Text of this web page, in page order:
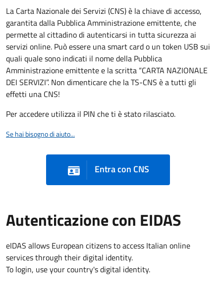
La Carta Nazionale dei Servizi (CNS) è la chiave di accesso,
garantita dalla Pubblica Amministrazione emittente, che
permette al cittadino di autenticarsi in tutta sicurezza ai
servizi online. Può essere una smart card o un token USB sui
quali quale sono indicati il nome della Pubblica
Amministrazione emittente e la scritta “CARTA NAZIONALE
DEI SERVIZI”. Non dimenticare che la TS-CNS è a tutti gli
effetti una CNS!
Per accedere utilizza il PIN che ti è stato rilasciato.
Se hai bisogno di aiuto...
Entra con CNS
Autenticazione con EIDAS
eIDAS allows European citizens to access Italian online
services through their digital identity.
To login, use your country's digital identity.